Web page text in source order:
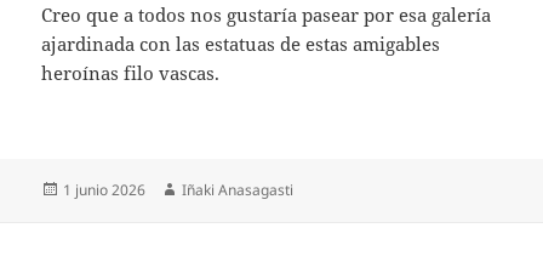
Creo que a todos nos gustaría pasear por esa galería
ajardinada con las estatuas de estas amigables
heroínas filo vascas.
Publicado
1 junio 2026 Autor
Iñaki Anasagasti